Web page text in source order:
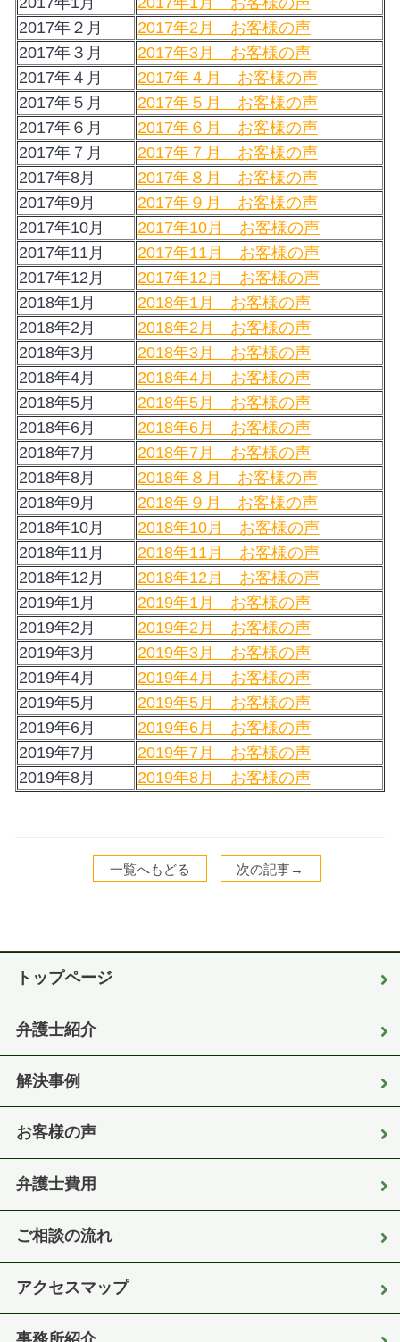
2017年２月
2017年2月 お客様の声
2017年３月
2017年3月 お客様の声
2017年４月
2017年４月 お客様の声
2017年５月
2017年５月 お客様の声
2017年６月
2017年６月 お客様の声
2017年７月
2017年７月 お客様の声
2017年8月
2017年８月 お客様の声
2017年9月
2017年９月 お客様の声
2017年10月
2017年10月 お客様の声
2017年11月
2017年11月 お客様の声
2017年12月
2017年12月 お客様の声
2018年1月
2018年1月 お客様の声
2018年2月
2018年2月 お客様の声
2018年3月
2018年3月 お客様の声
2018年4月
2018年4月 お客様の声
2018年5月
2018年5月 お客様の声
2018年6月
2018年6月 お客様の声
2018年7月
2018年7月 お客様の声
2018年8月
2018年８月 お客様の声
2018年9月
2018年９月 お客様の声
2018年10月
2018年10月 お客様の声
2018年11月
2018年11月 お客様の声
2018年12月
2018年12月 お客様の声
2019年1月
2019年1月 お客様の声
2019年2月
2019年2月 お客様の声
2019年3月
2019年3月 お客様の声
2019年4月
2019年4月 お客様の声
2019年5月
2019年5月 お客様の声
2019年6月
2019年6月 お客様の声
2019年7月
2019年7月 お客様の声
2019年8月
2019年8月 お客様の声
一覧へもどる 次の記事→
トップページ
弁護士紹介
解決事例
お客様の声
弁護士費用
ご相談の流れ
アクセスマップ